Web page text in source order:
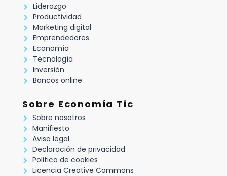
Liderazgo
Productividad
Marketing digital
Emprendedores
Economía
Tecnología
Inversión
Bancos online
Sobre Economía Tic
Sobre nosotros
Manifiesto
Aviso legal
Declaración de privacidad
Politica de cookies
Licencia Creative Commons